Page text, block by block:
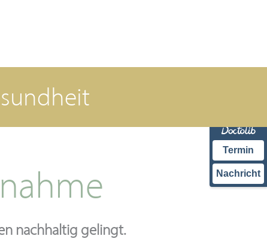
Termin
Nachricht
nachhaltig gelingt.